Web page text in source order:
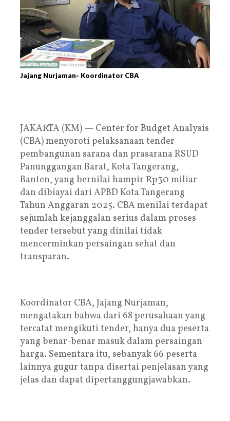
Jajang Nurjaman- Koordinator CBA
JAKARTA (KM) — Center for Budget Analysis
(CBA) menyoroti pelaksanaan tender
pembangunan sarana dan prasarana RSUD
Panunggangan Barat, Kota Tangerang,
Banten, yang bernilai hampir Rp30 miliar
dan dibiayai dari APBD Kota Tangerang
Tahun Anggaran 2025. CBA menilai terdapat
sejumlah kejanggalan serius dalam proses
tender tersebut yang dinilai tidak
mencerminkan persaingan sehat dan
transparan.
Koordinator CBA, Jajang Nurjaman,
mengatakan bahwa dari 68 perusahaan yang
tercatat mengikuti tender, hanya dua peserta
yang benar-benar masuk dalam persaingan
harga. Sementara itu, sebanyak 66 peserta
lainnya gugur tanpa disertai penjelasan yang
jelas dan dapat dipertanggungjawabkan.